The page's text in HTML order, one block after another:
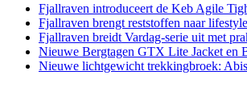
Fjallraven introduceert de Keb Agile
Fjallraven brengt reststoffen naar
Fjallraven breidt Vardag-serie uit met
Nieuwe Bergtagen GTX Lite Jacket en
Nieuwe lichtgewicht trekkingbroek: